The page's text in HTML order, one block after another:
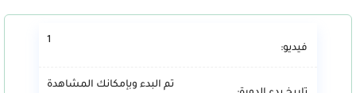
فيديو:
1
تم البدء وبإمكانك المشاهدة